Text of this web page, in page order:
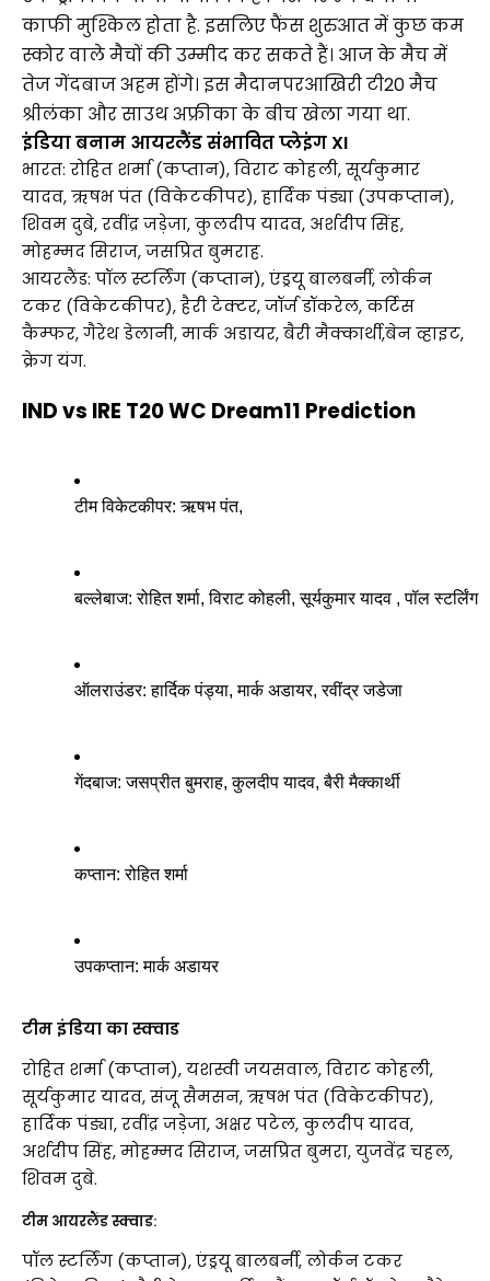
काफी मुश्किल होता है. इसलिए फैंस शुरुआत में कुछ कम
स्कोर वाले मैचों की उम्मीद कर सकते हैं। आज के मैच में
तेज गेंदबाज अहम होंगे। इस मैदानपरआखिरी टी20 मैच
श्रीलंका और साउथ अफ्रीका के बीच खेला गया था.
इंडिया बनाम आयरलैंड संभावित प्लेइंग XI
भारत: रोहित शर्मा (कप्तान), विराट कोहली, सूर्यकुमार
यादव, ऋषभ पंत (विकेटकीपर), हार्दिक पंड्या (उपकप्तान),
शिवम दुबे, रवींद्र जड़ेजा, कुलदीप यादव, अर्शदीप सिंह,
मोहम्मद सिराज, जसप्रित बुमराह.
आयरलैंड: पॉल स्टर्लिंग (कप्तान), एंड्रयू बालबर्नी, लोर्कन
टकर (विकेटकीपर), हैरी टेक्टर, जॉर्ज डॉकरेल, कर्टिस
कैम्फर, गैरेथ डेलानी, मार्क अडायर, बैरी मैक्कार्थी,​​बेन व्हाइट,
क्रेग यंग.
IND vs IRE T20 WC Dream11 Prediction
टीम विकेटकीपर: ऋषभ पंत,
बल्लेबाज: रोहित शर्मा, विराट कोहली, सूर्यकुमार यादव , पॉल स्टर्लिंग
ऑलराउंडर: हार्दिक पंड्या, मार्क अडायर, रवींद्र जडेजा
गेंदबाज: जसप्रीत बुमराह, कुलदीप यादव, बैरी मैक्कार्थी
कप्तान: रोहित शर्मा
उपकप्तान: मार्क अडायर
टीम इंडिया का स्क्वाड
रोहित शर्मा (कप्तान), यशस्वी जयसवाल, विराट कोहली,
सूर्यकुमार यादव, संजू सैमसन, ऋषभ पंत (विकेटकीपर),
हार्दिक पंड्या, रवींद्र जड़ेजा, अक्षर पटेल, कुलदीप यादव,
अर्शदीप सिंह, मोहम्मद सिराज, जसप्रित बुमरा, युजवेंद्र चहल,
शिवम दुबे.
टीम आयरलैंड स्क्वाड:
पॉल स्टर्लिंग (कप्तान), एंड्रयू बालबर्नी, लोर्कन टकर